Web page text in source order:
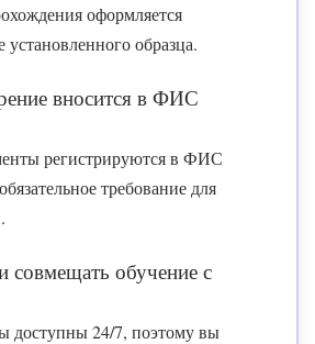
оформляется
установленного образца.
вносится в ФИС
регистрируются в ФИС
требование для
обучение с
доступны 24/7, поэтому вы